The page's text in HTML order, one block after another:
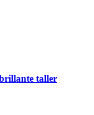
taller